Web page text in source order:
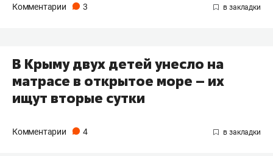
Комментарии 3
В Крыму двух детей унесло на
матрасе в открытое море – их
ищут вторые сутки
Комментарии 4